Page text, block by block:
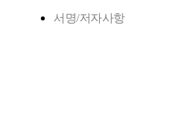
서명/저자사항